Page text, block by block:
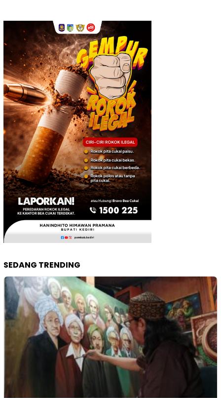
SEDANG TRENDING